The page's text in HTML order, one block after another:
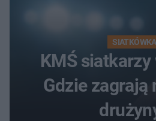
SIATKÓWKA
KMŚ siatkarzy
Gdzie zagrają